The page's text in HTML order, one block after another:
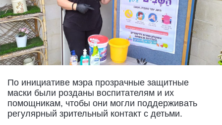
По инициативе мэра прозрачные защитные
маски были розданы воспитателям и их
помощникам, чтобы они могли поддерживать
регулярный зрительный контакт с детьми.